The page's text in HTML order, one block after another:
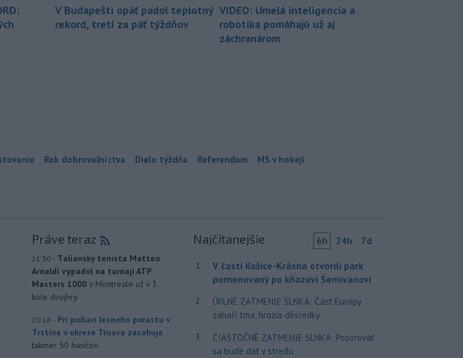
V Budapešti opäť padol teplotný
rekord, tretí za päť týždňov
VIDEO: Umelá inteligencia a
robotika pomáhajú už aj
záchranárom
Rok dobrovoľníctva Dielo týždňa Referendum MS v hokeji
Práve teraz
21:30 - Taliansky tenista Matteo
Arnaldi vypadol na turnaji ATP
Masters 1000 v Montreale už v 3.
kole dvojhry.
20:18 - Pri požiari lesného porastu v
Trstíne v okrese Trnava zasahuje
takmer 50 hasičov.
Najčítanejšie 6h 24h 7d
1
V časti Košice-Krásna otvorili park
pomenovaný po kňazovi Semivanovi
2
ÚPLNÉ ZATMENIE SLNKA: Časť Európy
zahalí tma, hrozia dôsledky
3
ČIASTOČNÉ ZATMENIE SLNKA: Pozorovať
sa bude dať v stredu